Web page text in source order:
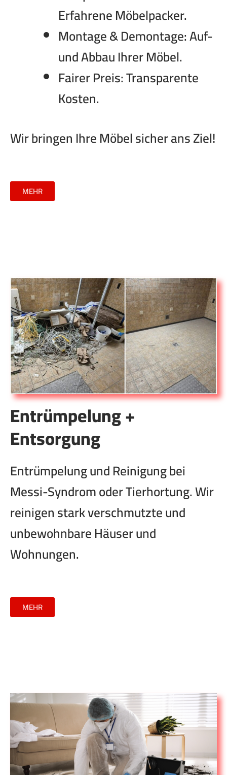
Erfahrene Möbelpacker.
Montage & Demontage: Auf-
und Abbau Ihrer Möbel.
Fairer Preis: Transparente
Kosten.
Wir bringen Ihre Möbel sicher ans Ziel!
MEHR
Entrümpelung +
Entsorgung
Entrümpelung und Reinigung bei
Messi-Syndrom oder Tierhortung. Wir
reinigen stark verschmutzte und
unbewohnbare Häuser und
Wohnungen.
MEHR